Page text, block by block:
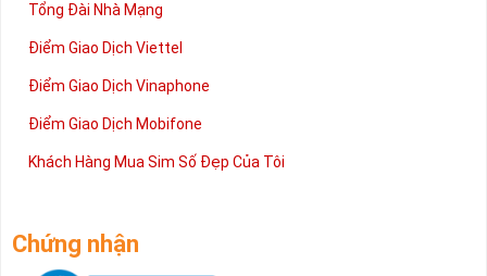
Tổng Đài Nhà Mạng
Điểm Giao Dịch Viettel
Điểm Giao Dịch Vinaphone
Điểm Giao Dịch Mobifone
Khách Hàng Mua Sim Số Đẹp Của Tôi
Chứng nhận